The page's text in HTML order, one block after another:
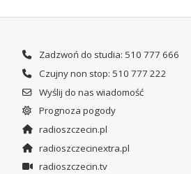
Zadzwoń do studia: 510 777 666
Czujny non stop: 510 777 222
Wyślij do nas wiadomość
Prognoza pogody
radioszczecin.pl
radioszczecinextra.pl
radioszczecin.tv